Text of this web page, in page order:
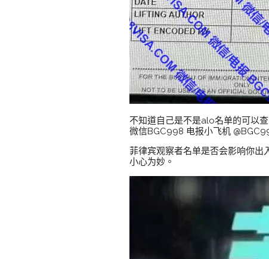
不知道自己是不是alo名单的可以
微信BGC998 电报小飞机
菲律宾观察者名单是否会影响你出
小心为妙。